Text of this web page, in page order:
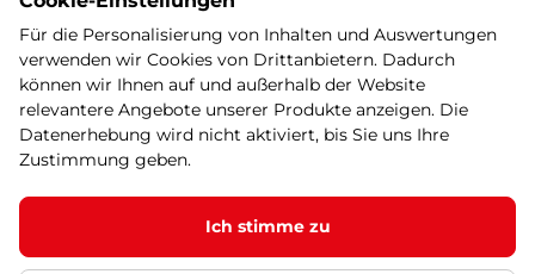
Dieses Produkt ist nicht mehr in unserem
Datenschutzerklärung
DSGVO
Wiederufsbelehrung mit Link
Batterieentsorgung
Informationen zu Elektro-
und Elektonikgeräten
Für die Personalisierung von Inhalten und Auswertungen
verwenden wir Cookies von Drittanbietern. Dadurch
können wir Ihnen auf und außerhalb der Website
relevantere Angebote unserer Produkte anzeigen. Die
Datenerhebung wird nicht aktiviert, bis Sie uns Ihre
Zustimmung geben.
Ich stimme zu